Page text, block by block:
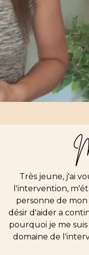
Très jeune, j'ai
l'intervention,
personne de
désir d'aider a
pourquoi je me
domaine de